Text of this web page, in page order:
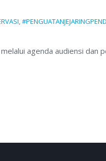
agenda audiensi dan